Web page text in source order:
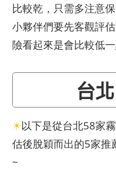
比較乾，只需多注意
小夥伴們要先客觀評
險看起來是會比較低一
台
☀以下是從台北58家
估後脫穎而出的5家推
~